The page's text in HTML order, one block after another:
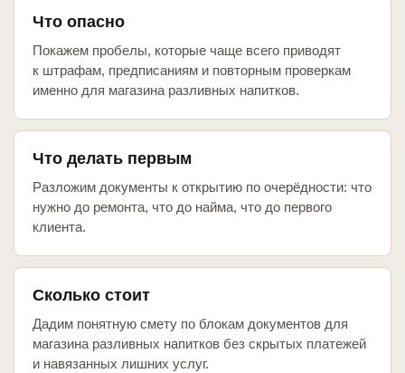
Что опасно
Покажем пробелы, которые чаще всего приводят
к штрафам, предписаниям и повторным проверкам
именно для магазина разливных напитков.
Что делать первым
Разложим документы к открытию по очерёдности: что
нужно до ремонта, что до найма, что до первого
клиента.
Сколько стоит
Дадим понятную смету по блокам документов для
магазина разливных напитков без скрытых платежей
и навязанных лишних услуг.